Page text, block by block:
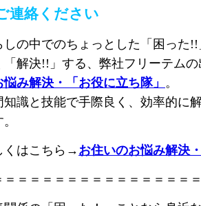
連絡ください
しの中でのちょっとした「困った
「解決!!」する、弊社フリーテム
悩み解決・「お役に立ち隊」 。
知識と技能で手際良く、効率的に
くはこちら→ お住いのお悩み解決
＝＝＝＝＝＝＝＝＝＝＝＝＝＝＝